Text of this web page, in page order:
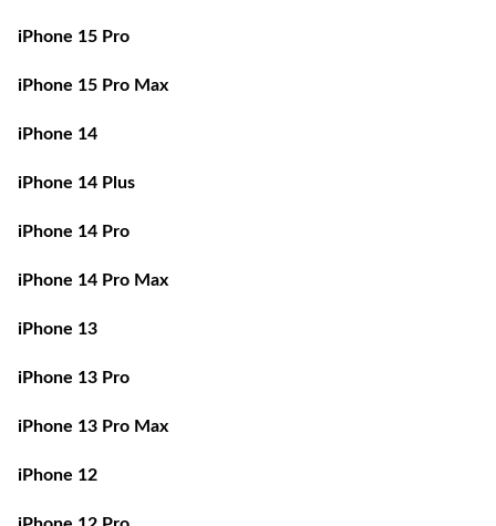
iPhone 15 Pro
iPhone 15 Pro Max
iPhone 14
iPhone 14 Plus
iPhone 14 Pro
iPhone 14 Pro Max
iPhone 13
iPhone 13 Pro
iPhone 13 Pro Max
iPhone 12